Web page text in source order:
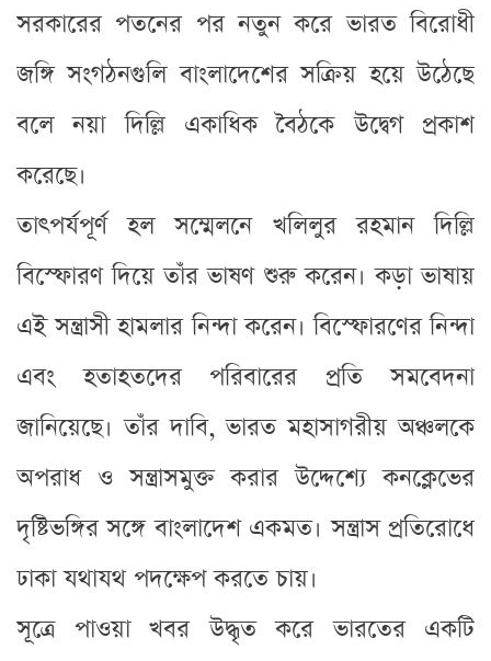
সরকারের পতনের পর নতুন করে ভারত বিরোধী
জঙ্গি সংগঠনগুলি বাংলাদেশের সক্রিয় হয়ে উঠেছে
বলে নয়া দিল্লি একাধিক বৈঠকে উদ্বেগ প্রকাশ
করেছে।
তাৎপর্যপূর্ণ হল সম্মেলনে খলিলুর রহমান দিল্লি
বিস্ফোরণ দিয়ে তাঁর ভাষণ শুরু করেন। কড়া ভাষায়
এই সন্ত্রাসী হামলার নিন্দা করেন। বিস্ফোরণের নিন্দা
এবং হতাহতদের পরিবারের প্রতি সমবেদনা
জানিয়েছে। তাঁর দাবি, ভারত মহাসাগরীয় অঞ্চলকে
অপরাধ ও সন্ত্রাসমুক্ত করার উদ্দেশ্যে কনক্লেভের
দৃষ্টিভঙ্গির সঙ্গে বাংলাদেশ একমত। সন্ত্রাস প্রতিরোধে
ঢাকা যথাযথ পদক্ষেপ করতে চায়।
সূত্রে পাওয়া খবর উদ্ধৃত করে ভারতের একটি